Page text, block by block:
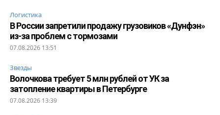
Логистика
В России запретили продажу грузовиков «Дунфэн»
из-за проблем с тормозами
07.08.2026 13:51
Звезды
Волочкова требует 5 млн рублей от УК за
затопление квартиры в Петербурге
07.08.2026 13:39